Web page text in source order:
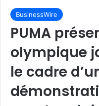
BusinessWire
PUMA
olympique
le cadre